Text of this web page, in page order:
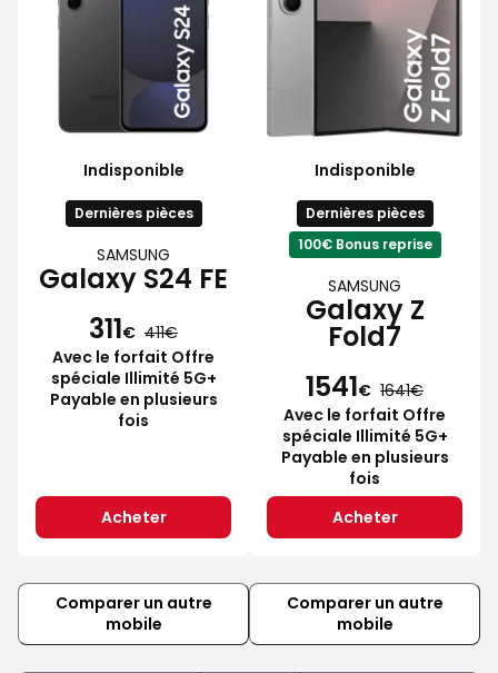
Indisponible
Dernières pièces
SAMSUNG
Galaxy S24 FE
311€ 411
Avec le forfait Offre
spéciale Illimité 5G+
Payable en plusieurs
fois
Acheter
Indisponible
Dernières pièces
100€ Bonus reprise
SAMSUNG
Galaxy Z
Fold7
1541€ 1641
Avec le forfait Offre
spéciale Illimité 5G+
Payable en plusieurs
fois
Acheter
Comparer un autre
mobile
Comparer un autre
mobile